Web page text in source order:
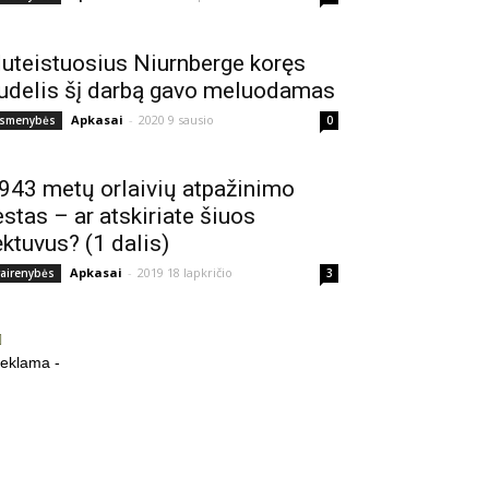
Niurnberge koręs
šį darbą gavo meluodamas
Apkasai - 2020 9 sausio 0
metų orlaivių atpažinimo
– ar atskiriate šiuos
(1 dalis)
Apkasai - 2019 18 lapkričio 3
-